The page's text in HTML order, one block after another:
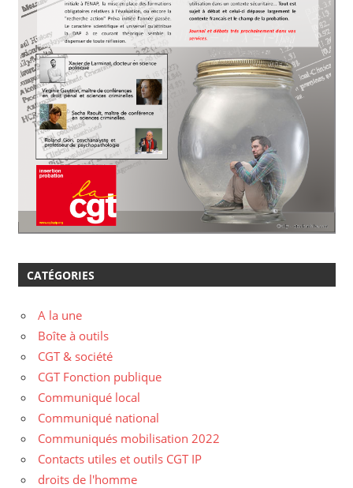
CATÉGORIES
A la une
Boîte à outils
CGT & société
CGT Fonction publique
Communiqué local
Communiqué national
Communiqués mobilisation 2022
Contacts utiles et outils CGT IP
droits de l'homme